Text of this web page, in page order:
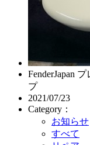
FenderJapan
プ
2021/07/23
Category：
お知らせ
すべて